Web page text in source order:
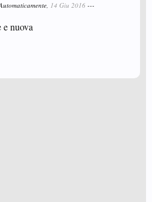
14 Giu 2016 ---
nuova